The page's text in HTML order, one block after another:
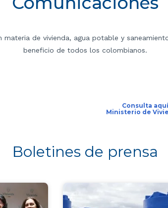
de vivienda, agua potable y
beneficio de todos los colombianos.
Consulta
Ministerio de
Boletines de prensa